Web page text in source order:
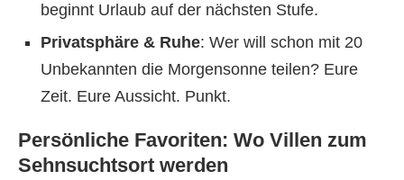
beginnt Urlaub auf der nächsten Stufe.
Privatsphäre & Ruhe: Wer will schon mit 20
Unbekannten die Morgensonne teilen? Eure
Zeit. Eure Aussicht. Punkt.
Persönliche Favoriten: Wo Villen zum
Sehnsuchtsort werden